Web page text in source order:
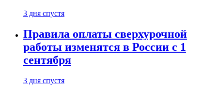
3 дня спустя
Правила оплаты сверхурочной
работы изменятся в России с 1
сентября
3 дня спустя